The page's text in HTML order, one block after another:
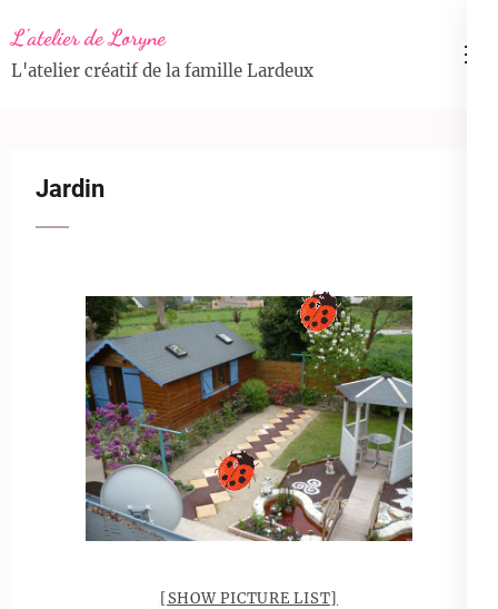
au
contenu
L'atelier de Loryne
L'atelier créatif de la famille Lardeux
Jardin
[SHOW PICTURE LIST]